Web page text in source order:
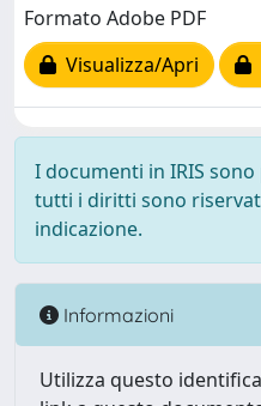
Formato Adobe PDF
Visualizza/Apri
I documenti in IRIS
tutti i diritti sono
indicazione.
Informazioni
Utilizza questo